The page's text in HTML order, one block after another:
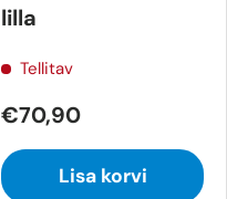
lilla
Tellitav
€70,90
Lisa korvi